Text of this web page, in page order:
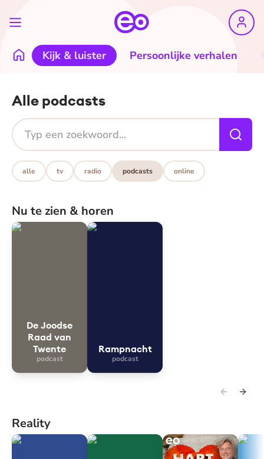
Kijk & luister Persoonlijke verhalen
Alle podcasts
alle tv radio podcasts online
Nu te zien & horen
podcast
De Joodse
Raad van
Twente
De Joodse Raad van Twente
podcast
Rampnacht
Rampnacht
Reality
Blauw Bloed - podcastEn toen was ik mantelzorger
Hart tegen Hart Life